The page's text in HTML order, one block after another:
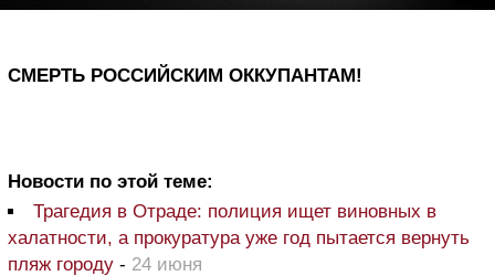
СМЕРТЬ РОССИЙСКИМ ОККУПАНТАМ!
Новости по этой теме:
Трагедия в Отраде: полиция ищет виновных в
халатности, а прокуратура уже год пытается вернуть
пляж городу - 24 июня